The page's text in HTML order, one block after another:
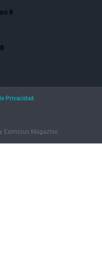
9
Eximious Magazine
Privacidad